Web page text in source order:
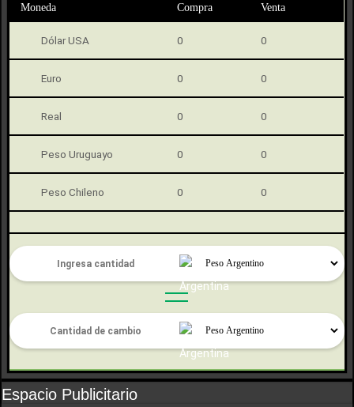
Moneda Compra Venta
Dólar USA 0 0
Euro 0 0
Real 0 0
Peso Uruguayo 0 0
Peso Chileno 0 0
Espacio Publicitario